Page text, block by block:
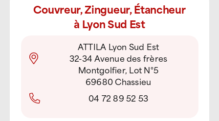
Couvreur, Zingueur, Étancheur
à Lyon Sud Est
ATTILA Lyon Sud Est
32-34 Avenue des frères
Montgolfier, Lot N°5
69680 Chassieu
04 72 89 52 53